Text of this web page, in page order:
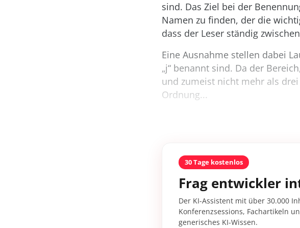
sind. Das Ziel bei der
Namen zu finden, der die
dass der Leser ständig
Eine Ausnahme stellen dabei
„j“ benannt sind. Da der
und zumeist nicht mehr als
Ordnung...
30 Tage kostenlos
Frag entwickler
Der KI-Assistent mit über 30.000
Konferenzsessions, Fachartikeln
generisches KI-Wissen.